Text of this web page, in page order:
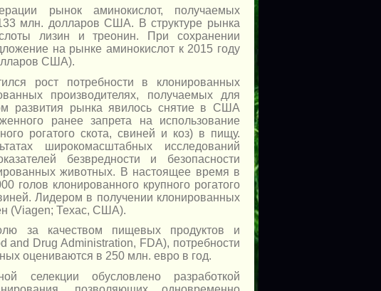
рынок аминокислот, получаемых
млн. долларов США. В структуре рынка
лизин и треонин. При сохранении
на рынке аминокислот к 2015 году
США).
рост потребности в клонированных
производителях, получаемых для
развития рынка явилось снятие в США
ранее запрета на использование
рогатого скота, свиней и коз) в пищу.
широкомасштабных исследований
безвредности и безопасности
животных. В настоящее время в
голов клонированного крупного рогатого
Лидером в получении клонированных
(Viagen; Техас, США).
за качеством пищевых продуктов и
Drug Administration, FDA), потребности
оцениваются в 250 млн. евро в год.
селекции обусловлено разработкой